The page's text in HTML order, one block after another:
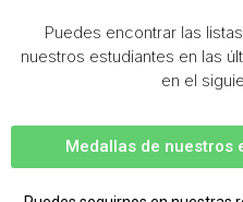
Puedes encontrar las
nuestros estudiantes en las
en el
Medallas de nuestros